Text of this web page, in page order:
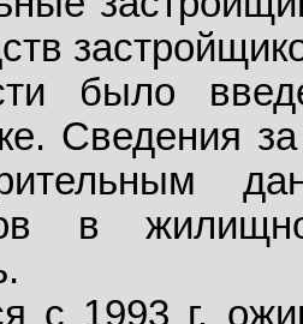
было
Сведения
в
с 1993 г.